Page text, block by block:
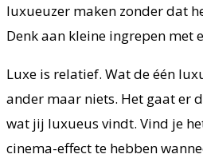
luxueuzer maken zonder dat
Denk aan kleine ingrepen met
Luxe is relatief. Wat de één
ander maar niets. Het gaat er
wat jij luxueus vindt. Vind je
cinema-effect te hebben